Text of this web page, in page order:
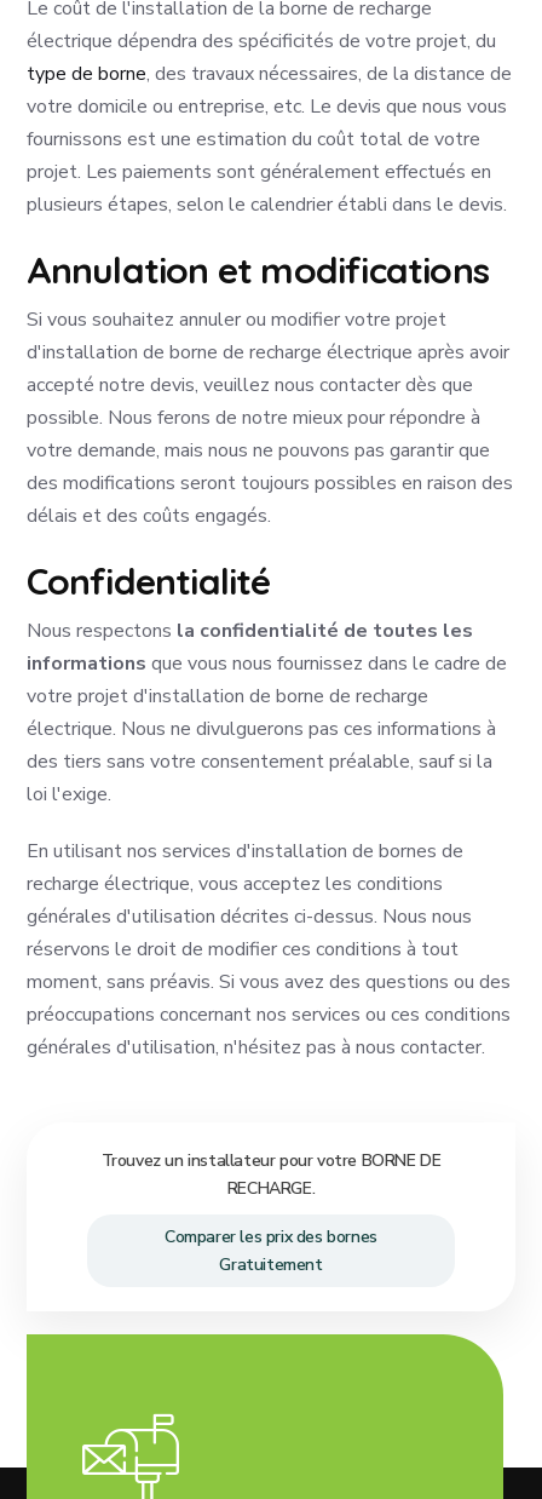
Le coût de l'installation de la borne de recharge
électrique dépendra des spécificités de votre projet, du
type de borne, des travaux nécessaires, de la distance de
votre domicile ou entreprise, etc. Le devis que nous vous
fournissons est une estimation du coût total de votre
projet. Les paiements sont généralement effectués en
plusieurs étapes, selon le calendrier établi dans le devis.
Annulation et modifications
Si vous souhaitez annuler ou modifier votre projet
d'installation de borne de recharge électrique après avoir
accepté notre devis, veuillez nous contacter dès que
possible. Nous ferons de notre mieux pour répondre à
votre demande, mais nous ne pouvons pas garantir que
des modifications seront toujours possibles en raison des
délais et des coûts engagés.
Confidentialité
Nous respectons la confidentialité de toutes les
informations que vous nous fournissez dans le cadre de
votre projet d'installation de borne de recharge
électrique. Nous ne divulguerons pas ces informations à
des tiers sans votre consentement préalable, sauf si la
loi l'exige.
En utilisant nos services d'installation de bornes de
recharge électrique, vous acceptez les conditions
générales d'utilisation décrites ci-dessus. Nous nous
réservons le droit de modifier ces conditions à tout
moment, sans préavis. Si vous avez des questions ou des
préoccupations concernant nos services ou ces conditions
générales d'utilisation, n'hésitez pas à nous contacter.
Trouvez un installateur pour votre BORNE DE
RECHARGE.
Comparer les prix des bornes
Gratuitement